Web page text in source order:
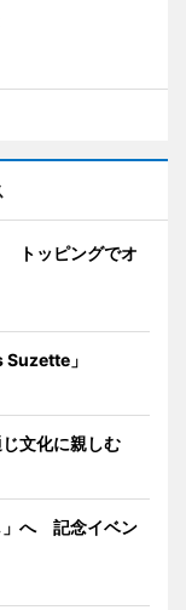
トッピングでオ
」
文化に親しむ
」へ 記念イベン